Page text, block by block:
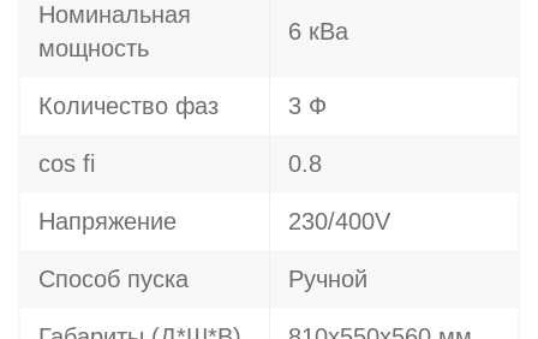
Номинальная
мощность
6 кВа
Количество фаз 3 Ф
cos fi 0.8
Напряжение 230/400V
Способ пуска Ручной